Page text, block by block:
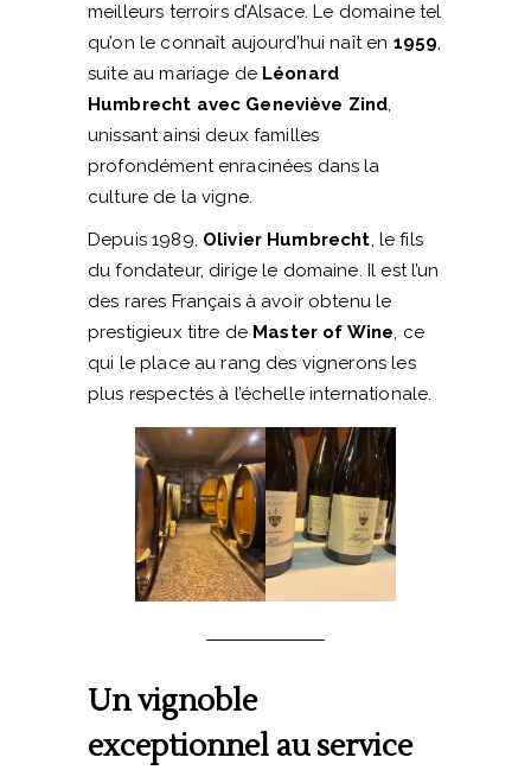
meilleurs terroirs d’Alsace. Le domaine tel
qu’on le connaît aujourd’hui naît en 1959,
suite au mariage de Léonard
Humbrecht avec Geneviève Zind,
unissant ainsi deux familles
profondément enracinées dans la
culture de la vigne.
Depuis 1989, Olivier Humbrecht, le fils
du fondateur, dirige le domaine. Il est l’un
des rares Français à avoir obtenu le
prestigieux titre de Master of Wine, ce
qui le place au rang des vignerons les
plus respectés à l’échelle internationale.
Un vignoble
exceptionnel au service